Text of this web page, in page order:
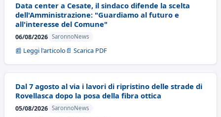
Data center a Cesate, il sindaco difende la scelta
dell'Amministrazione: "Guardiamo al futuro e
all'interesse del Comune"
06/08/2026 SaronnoNews
📰 Leggi l'articolo 📄 Scarica PDF
Dal 7 agosto al via i lavori di ripristino delle strade di
Rovellasca dopo la posa della fibra ottica
05/08/2026 SaronnoNews